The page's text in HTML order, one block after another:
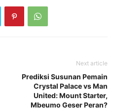
Next article
Prediksi Susunan Pemain
Crystal Palace vs Man
United: Mount Starter,
Mbeumo Geser Peran?